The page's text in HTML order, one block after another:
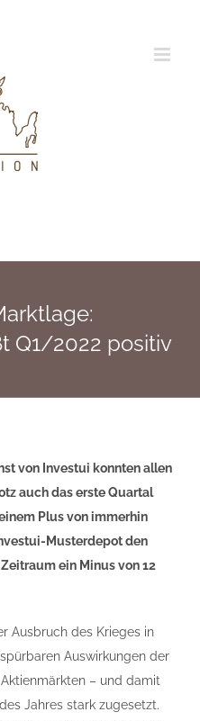
Q1/2022 positiv
von Investui konnten allen
auch das erste Quartal
Plus von immerhin
Musterdepot den
ein Minus von 12
Ausbruch des Krieges in
Auswirkungen der
– und damit
Jahres stark zugesetzt.